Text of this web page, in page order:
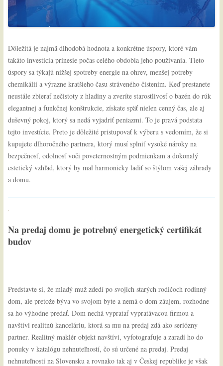
Dôležitá je najmä dlhodobá hodnota a konkrétne úspory, ktoré vám
takáto investícia prinesie počas celého obdobia jeho používania. Tieto
úspory sa týkajú nižšej spotreby energie na ohrev, menšej potreby
chemikálií a výrazne kratšieho času stráveného čistením. Keď prestanete
neustále zbierať nečistoty z hladiny a zveríte starostlivosť o bazén do rúk
elegantnej a funkčnej konštrukcie, získate späť nielen cenný čas, ale aj
duševný pokoj, ktorý sa nedá vyjadriť peniazmi. To je pravá podstata
tejto investície. Preto je dôležité pristupovať k výberu s vedomím, že si
kupujete dlhoročného partnera, ktorý musí splniť vysoké nároky na
bezpečnosť, odolnosť voči poveternostným podmienkam a dokonalý
estetický vzhľad, ktorý by mal harmonicky ladiť so štýlom vašej záhrady
a domu.
Na predaj domu je potrebný energetický certifikát
budov
Predstavte si, že mladý muž zdedí po svojich starých rodičoch rodinný
dom, ale pretože býva vo svojom byte a nemá o dom záujem, rozhodne
sa ho výhodne predať. Dom nechá vypratať vypratávacou firmou a
navštívi realitnú kanceláriu, ktorá sa mu na predaj zdá ako seriózny
partner. Realitný maklér objekt navštívi, vyfotografuje a zaradí ho do
ponuky v katalógu nehnuteľností, čo sú určené na predaj. Predaj
nehnuteľností na Slovensku a rovnako tak aj v Českej republike je však